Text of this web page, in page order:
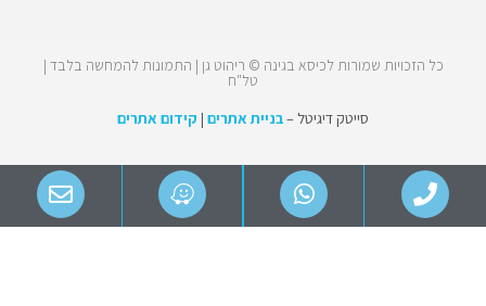
כל הזכויות שמורות לכיסא בגינה © ריהוט גן | התמונות להמחשה בלבד |
טל"ח
סייטק דיגיטל –בניית אתרים | קידום אתרים